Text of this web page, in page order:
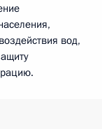
вод,